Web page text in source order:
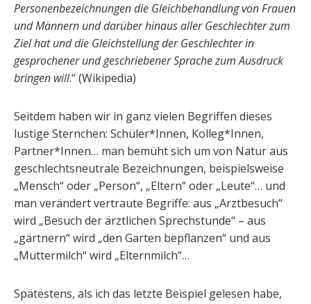
Personenbezeichnungen die Gleichbehandlung von Frauen
und Männern und darüber hinaus aller Geschlechter zum
Ziel hat und die Gleichstellung der Geschlechter in
gesprochener und geschriebener Sprache zum Ausdruck
bringen will.“ (Wikipedia)
Seitdem haben wir in ganz vielen Begriffen dieses
lustige Sternchen: Schüler*Innen, Kolleg*Innen,
Partner*Innen… man bemüht sich um von Natur aus
geschlechtsneutrale Bezeichnungen, beispielsweise
„Mensch“ oder „Person“, „Eltern“ oder „Leute“… und
man verändert vertraute Begriffe: aus „Arztbesuch“
wird „Besuch der ärztlichen Sprechstunde“ – aus
„gärtnern“ wird „den Garten bepflanzen“ und aus
„Muttermilch“ wird „Elternmilch“…
Spätestens, als ich das letzte Beispiel gelesen habe,